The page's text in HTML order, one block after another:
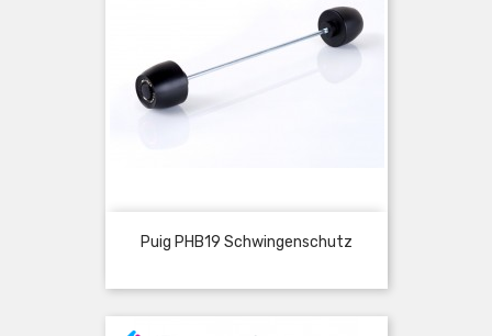
Puig PHB19 Schwingenschutz